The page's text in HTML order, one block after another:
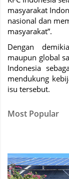
masyarakat
nasional dan
masyarakat”.
Dengan
maupun global
Indonesia
mendukung
isu tersebut.
Most Popular